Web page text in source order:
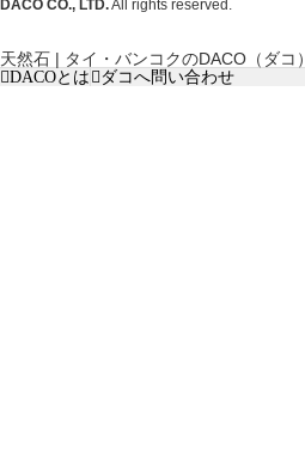
DACO CO., LTD.All rights reserved.
天然石 | タイ・バンコクのDACO（ダコ）
DACOとは ダコへ問い合わせ